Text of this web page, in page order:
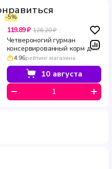
-5%
119.89 ₽ 126.20 ₽
Четвероногий гурман
консервированный корм для
котят Говядина 100 г
4.96рейтинг магазина
10 августа